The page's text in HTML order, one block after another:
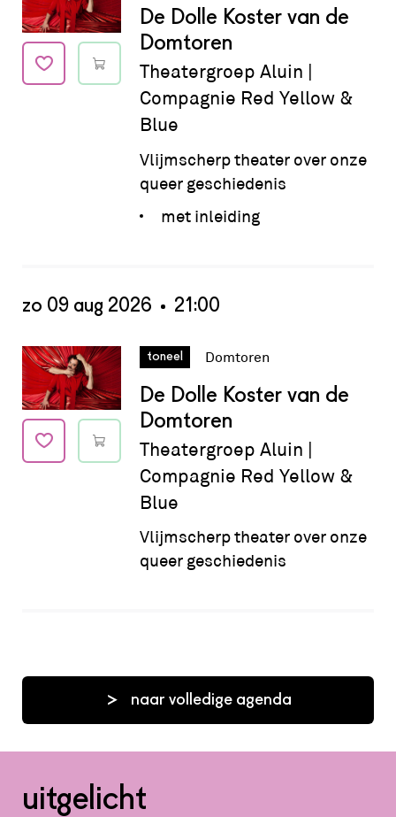
De Dolle Koster van de
Domtoren
Theatergroep Aluin |
Compagnie Red Yellow &
Blue
Vlijmscherp theater over onze
queer geschiedenis
met inleiding
De Dolle Koster van de
Domtoren
Theatergroep Aluin |
Compagnie Red Yellow &
Blue
Vlijmscherp theater over onze
queer geschiedenis
Datum: zo 09 aug 2026 - 21:00
toneel Domtoren
zo 09 aug 2026 21:00
naar volledige agenda
uitgelicht